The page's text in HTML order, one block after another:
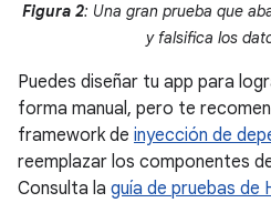
Figura 2: Una gran prueba que
y falsifica los
Puedes diseñar tu app para
forma manual, pero te
framework de inyección de
reemplazar los componentes
Consulta la guía de pruebas de